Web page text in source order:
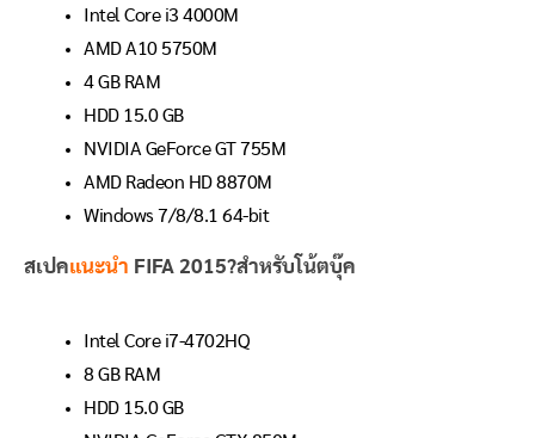
Intel Core i3 4000M
AMD A10 5750M
4 GB RAM
HDD 15.0 GB
NVIDIA GeForce GT 755M
AMD Radeon HD 8870M
Windows 7/8/8.1 64-bit
สเปคแนะนำ FIFA 2015?สำหรับโน้ตบุ๊ค
Intel Core i7-4702HQ
8 GB RAM
HDD 15.0 GB